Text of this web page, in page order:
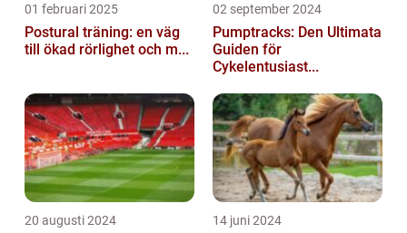
01 februari 2025
Postural träning: en väg
till ökad rörlighet och m...
02 september 2024
Pumptracks: Den Ultimata
Guiden för
Cykelentusiast...
20 augusti 2024 14 juni 2024